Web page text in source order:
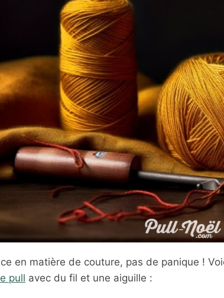
en matière de couture, pas de panique !
pull avec du fil et une aiguille :